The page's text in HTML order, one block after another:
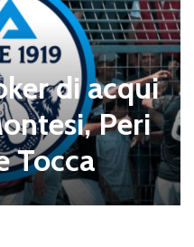
di acqui
Peri
Tocca